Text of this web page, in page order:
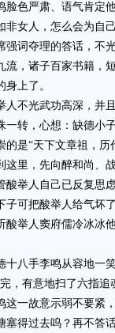
严肃、语气肯定他
非女人，怎么会为自
夺理的答话，不光
流，诸子百家书籍，
身上了。
光武功高深，并且
，心想：缺德小子
的是“天下文章祖，历
，先向醉和尚、战
人自己已反复思虑
把酸举人给气坏了
人窦府儒冷冰冰他
手李鸣从容地一笑
，有意地扫了六指追
故意示弱不要紧，
塞得过去呜？再不答